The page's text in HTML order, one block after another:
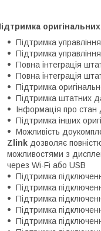
Підтримка
Підтримка
Повна інтеграція
Повна інтеграція
Підтримка
Підтримка штатних
Інформація про стан
Підтримка інших
Можливість
Zlink дозволяє
можливостями з
через Wi-Fi або USB
Підтримка
Підтримка
Підтримка
Підтримка
Підтримка